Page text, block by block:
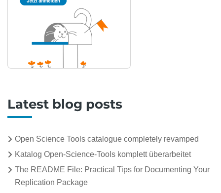
Latest blog posts
Open Science Tools catalogue completely revamped
Katalog Open-Science-Tools komplett überarbeitet
The README File: Practical Tips for Documenting Your
Replication Package